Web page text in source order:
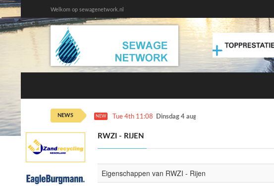
Welkom op sewagenetwork.nl
NEWS NEW Tue 4th 11:08 Dinsdag 4 augustus kans op smog door
RWZI - RIJEN
Eigenschappen van RWZI - Rijen